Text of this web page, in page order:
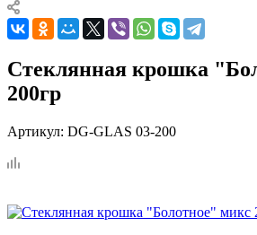
Стеклянная крошка
200гр
Артикул: DG-GLAS 03-200